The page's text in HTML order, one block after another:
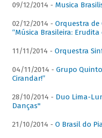
09/12/2014 - Musica
02/12/2014 - Orquestra de
“Música Brasileira:
11/11/2014 - Orquestra
04/11/2014 - Grupo
Cirandar!”
28/10/2014 - Duo Lima-
Danças"
21/10/2014 - O Brasil do